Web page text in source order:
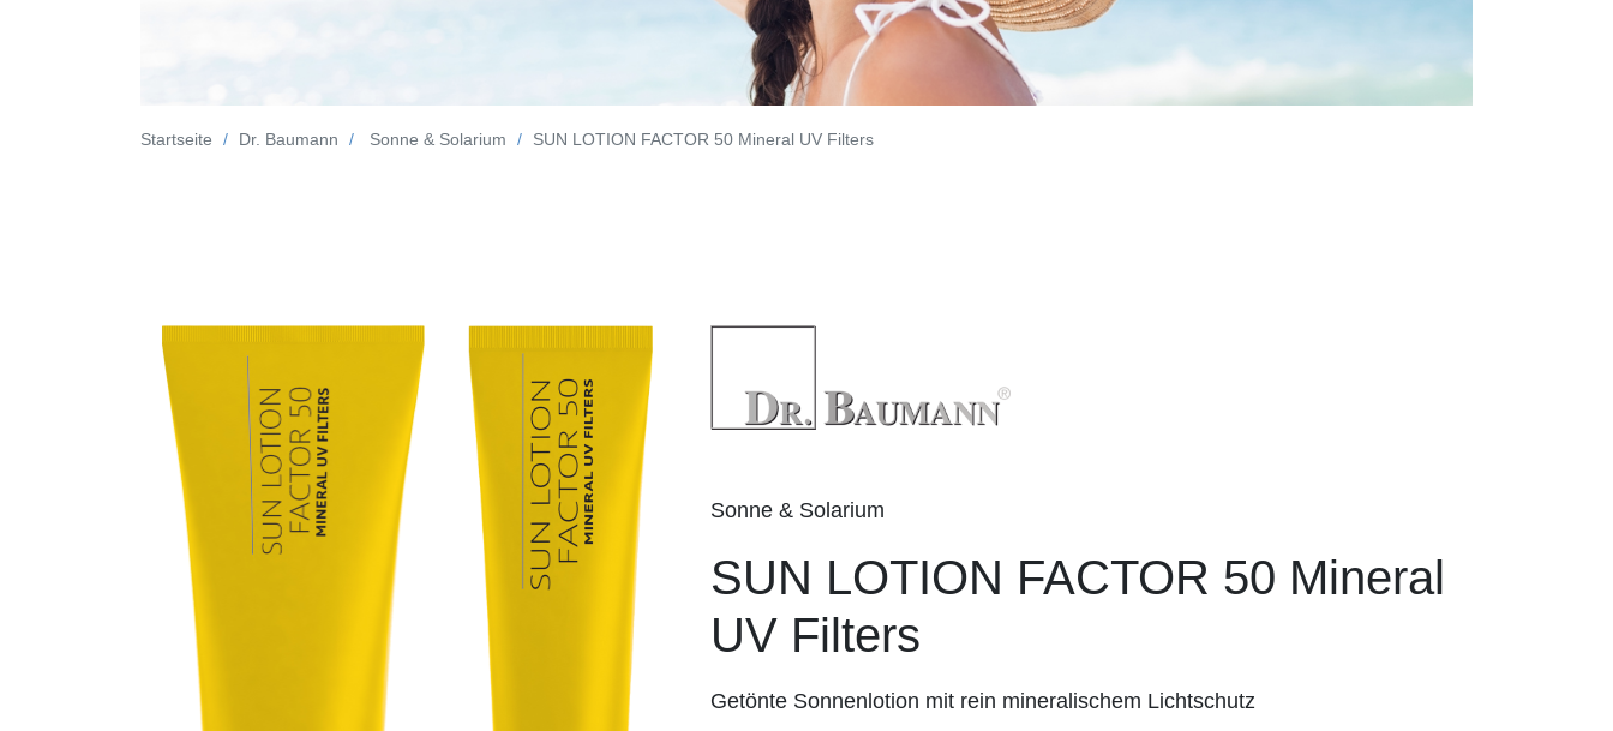
Startseite Dr. Baumann Sonne & Solarium SUN LOTION FACTOR 50 Mineral UV Filters
Sonne & Solarium
SUN LOTION FACTOR 50 Mineral
UV Filters
Getönte Sonnenlotion mit rein mineralischem Lichtschutz